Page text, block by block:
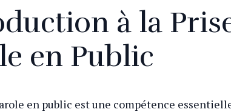
à la
en Public
en public est une compétence